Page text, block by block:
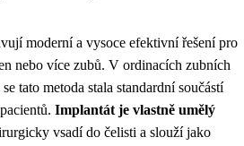
moderní a vysoce efektivní řešení pro
nebo více zubů. V ordinacích zubních
tato metoda stala standardní součástí
Implantát je vlastně umělý
vsadí do čelisti a slouží jako